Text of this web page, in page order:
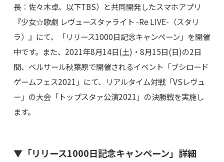
長：佐々木卓、以下TBS）と共同開発したスマホアプリ
『少女☆歌劇 レヴュースタァライト -Re LIVE-（スタリ
ラ）』にて、「リリース1000日記念キャンペーン」を開催
中です。また、2021年8月14日(土)・8月15日(日)の2日
間、ベルサール秋葉原で開催されるイベント「ブシロード
ゲームフェス2021」にて、リアルタイム対戦「VSレヴュ
ー」の大会「トップスタァ公演2021」の決勝戦を実施し
ます。
▼「リリース1000日記念キャンペーン」詳細